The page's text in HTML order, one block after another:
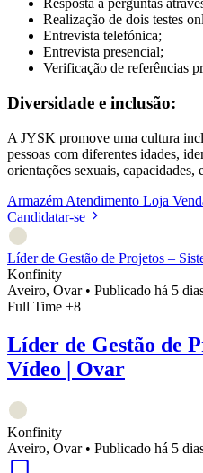
Resposta a perguntas
Realização de dois testes
Entrevista telefónica;
Entrevista presencial;
Verificação de referências
Diversidade e inclusão:
A JYSK promove uma cultura
pessoas com diferentes idades,
orientações sexuais, capacidades,
Armazém Atendimento Loja
Candidatar-se
Líder de Gestão de Projetos –
Konfinity
Aveiro, Ovar • Publicado há 5
Full Time +8
Líder de Gestão de
Vídeo | Ovar
Konfinity
Aveiro, Ovar • Publicado há 5